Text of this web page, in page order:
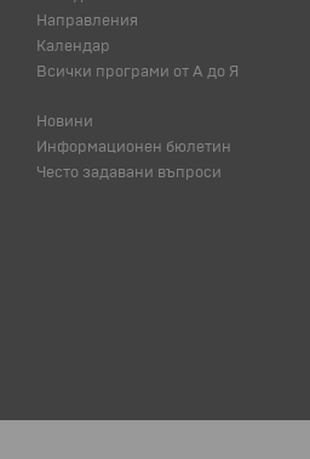
Направления
Календар
Всички програми от А до Я
Новини
Информационен бюлетин
Често задавани въпроси